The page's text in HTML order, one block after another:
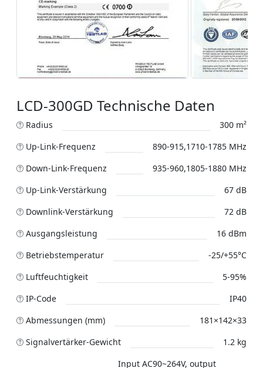
LCD-300GD Technische Daten
Radius
300 m²
Up-Link-Frequenz
890-915,1710-1785 MHz
Down-Link-Frequenz
935-960,1805-1880 MHz
Up-Link-Verstärkung
67 dB
Downlink-Verstärkung
72 dB
Ausgangsleistung
16 dBm
Betriebstemperatur
-25/+55°C
Luftfeuchtigkeit
5-95%
IP-Code
IP40
Abmessungen (mm)
181×142×33
Signalvertärker-Gewicht
1.2 kg
Input AC90~264V, output